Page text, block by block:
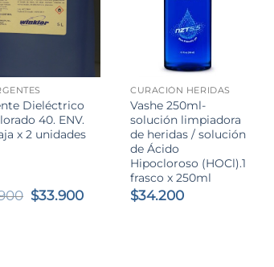
Dieléctrico
40. ENV.
x 2 unidades
El
$33.900El
CURACIÓN HERIDAS
Vashe 250ml-
solución limpiadora
de heridas / solución
de Ácido
Hipocloroso (HOCl).1
frasco x 250ml
$34.200